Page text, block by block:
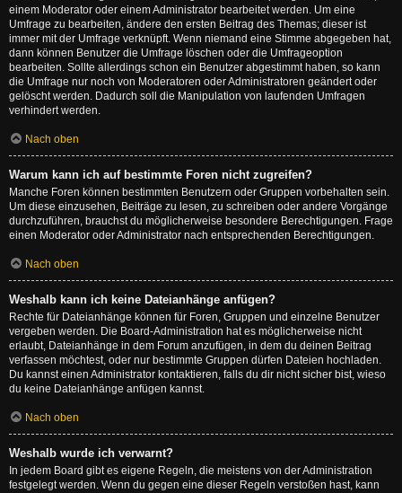
einem Moderator oder einem Administrator bearbeitet werden. Um eine
Umfrage zu bearbeiten, ändere den ersten Beitrag des Themas; dieser ist
immer mit der Umfrage verknüpft. Wenn niemand eine Stimme abgegeben hat,
dann können Benutzer die Umfrage löschen oder die Umfrageoption
bearbeiten. Sollte allerdings schon ein Benutzer abgestimmt haben, so kann
die Umfrage nur noch von Moderatoren oder Administratoren geändert oder
gelöscht werden. Dadurch soll die Manipulation von laufenden Umfragen
verhindert werden.
Nach oben
Warum kann ich auf bestimmte Foren nicht zugreifen?
Manche Foren können bestimmten Benutzern oder Gruppen vorbehalten sein.
Um diese einzusehen, Beiträge zu lesen, zu schreiben oder andere Vorgänge
durchzuführen, brauchst du möglicherweise besondere Berechtigungen. Frage
einen Moderator oder Administrator nach entsprechenden Berechtigungen.
Nach oben
Weshalb kann ich keine Dateianhänge anfügen?
Rechte für Dateianhänge können für Foren, Gruppen und einzelne Benutzer
vergeben werden. Die Board-Administration hat es möglicherweise nicht
erlaubt, Dateianhänge in dem Forum anzufügen, in dem du deinen Beitrag
verfassen möchtest, oder nur bestimmte Gruppen dürfen Dateien hochladen.
Du kannst einen Administrator kontaktieren, falls du dir nicht sicher bist, wieso
du keine Dateianhänge anfügen kannst.
Nach oben
Weshalb wurde ich verwarnt?
In jedem Board gibt es eigene Regeln, die meistens von der Administration
festgelegt werden. Wenn du gegen eine dieser Regeln verstoßen hast, kann